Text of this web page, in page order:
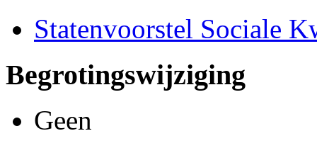
Statenvoorstel Sociale
Begrotingswijziging
Geen